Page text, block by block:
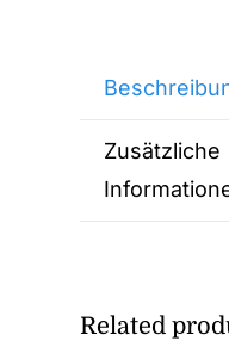
Zusätzliche
Related